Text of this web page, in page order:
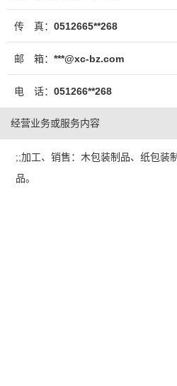
传 真： 0512665**268
邮 箱： ***@xc-bz.com
电 话： 051266**268
经营业务或服务内容
;;加工、销售：木包装制品、纸包装
品。